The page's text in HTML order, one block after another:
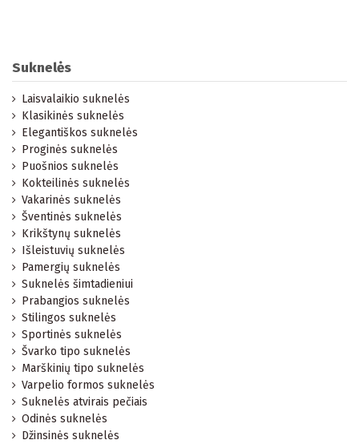
Suknelės
Laisvalaikio suknelės
Klasikinės suknelės
Elegantiškos suknelės
Proginės suknelės
Puošnios suknelės
Kokteilinės suknelės
Vakarinės suknelės
Šventinės suknelės
Krikštynų suknelės
Išleistuvių suknelės
Pamergių suknelės
Suknelės šimtadieniui
Prabangios suknelės
Stilingos suknelės
Sportinės suknelės
Švarko tipo suknelės
Marškinių tipo suknelės
Varpelio formos suknelės
Suknelės atvirais pečiais
Odinės suknelės
Džinsinės suknelės